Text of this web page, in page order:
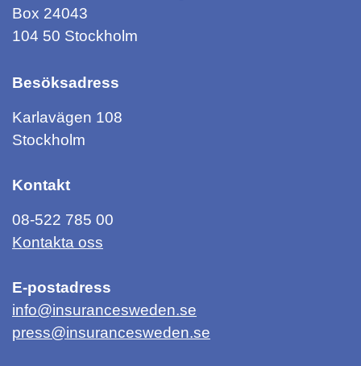
Box 24043
104 50 Stockholm
Besöksadress
Karlavägen 108
Stockholm
Kontakt
08-522 785 00
Kontakta oss
E-postadress
info@insurancesweden.se
press@insurancesweden.se